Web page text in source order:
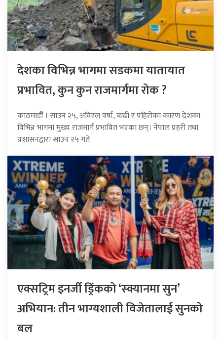
देशका विभिन्न भागमा सडकमा यातायात
प्रभावित, कुन कुन राजमार्गमा रोक ?
काठमाडौँ । साउन २५, अविरल वर्षा, बाढी र पहिरोका कारण देशका
विभिन्न भागमा मुख्य राजमार्ग प्रभावित भएका छन्। नेपाल प्रहरी तथा
प्रशासनद्वारा साउन २५ गते
एक्सट्रिम इनर्जी ड्रिंकको ‘स्क्यानमा सुन’
अभियान: तीन भाग्यशाली विजेतालाई सुनको
बल